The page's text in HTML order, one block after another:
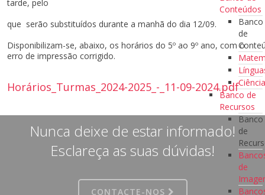
Conteúdos
Banco
de
Banco de
Recursos
Banco
de
de
tarde, pelo
que serão substituídos durante a manhã do dia 12/09.
Disponibilizam-se, abaixo, os horários do 5º ao 9º ano, com o
erro de impressão corrigido.
Horários_Turmas_2024-2025_-_11-09-2024.pdf
Nunca deixe de estar informado!
Esclareça as suas dúvidas!
CONTACTE-NOS